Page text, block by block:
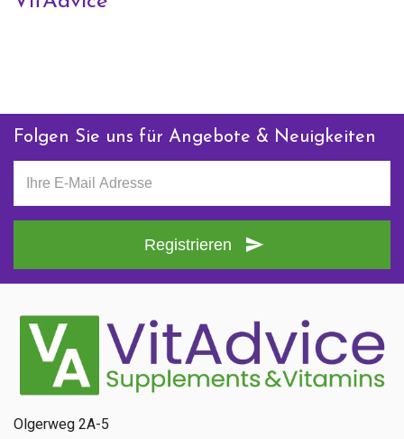
Folgen Sie uns für Angebote & Neuigkeiten
Registrieren
Olgerweg 2A-5